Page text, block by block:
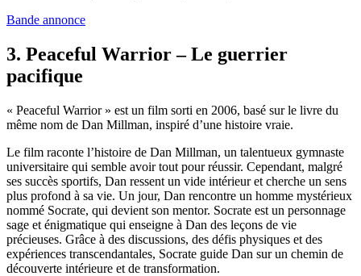
Bande annonce
3. Peaceful Warrior – Le guerrier
pacifique
« Peaceful Warrior » est un film sorti en 2006, basé sur le livre du
même nom de Dan Millman, inspiré d’une histoire vraie.
Le film raconte l’histoire de Dan Millman, un talentueux gymnaste
universitaire qui semble avoir tout pour réussir. Cependant, malgré
ses succès sportifs, Dan ressent un vide intérieur et cherche un sens
plus profond à sa vie. Un jour, Dan rencontre un homme mystérieux
nommé Socrate, qui devient son mentor. Socrate est un personnage
sage et énigmatique qui enseigne à Dan des leçons de vie
précieuses. Grâce à des discussions, des défis physiques et des
expériences transcendantales, Socrate guide Dan sur un chemin de
découverte intérieure et de transformation.